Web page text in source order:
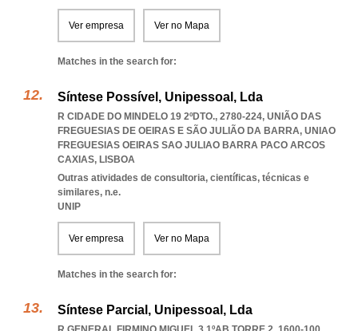
Ver empresa Ver no Mapa
Matches in the search for:
Síntese Possível, Unipessoal, Lda
R CIDADE DO MINDELO 19 2ºDTO., 2780-224, UNIÃO DAS
FREGUESIAS DE OEIRAS E SÃO JULIÃO DA BARRA, UNIAO
FREGUESIAS OEIRAS SAO JULIAO BARRA PACO ARCOS
CAXIAS, LISBOA
Outras atividades de consultoria, científicas, técnicas e
similares, n.e.
UNIP
Ver empresa Ver no Mapa
Matches in the search for:
Síntese Parcial, Unipessoal, Lda